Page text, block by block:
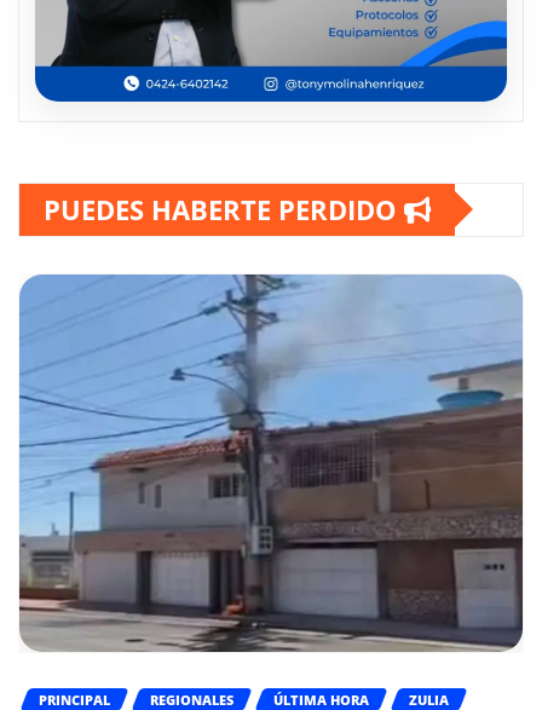
PUEDES HABERTE PERDIDO
PRINCIPAL REGIONALES ÚLTIMA HORA ZULIA